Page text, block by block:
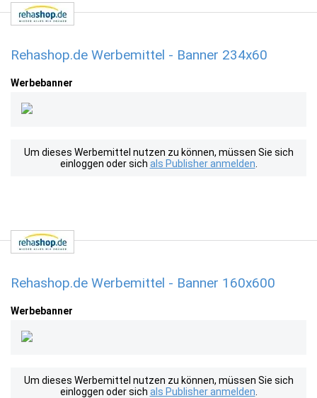
Rehashop.de Werbemittel - Banner 234x60
Werbebanner
Um dieses Werbemittel nutzen zu können, müssen Sie sich
einloggen oder sich als Publisher anmelden
Rehashop.de Werbemittel - Banner 160x600
Werbebanner
Um dieses Werbemittel nutzen zu können, müssen Sie sich
einloggen oder sich als Publisher anmelden